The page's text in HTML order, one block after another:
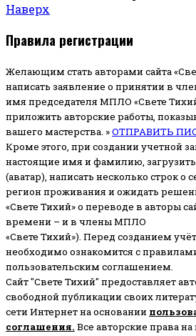
Наверх
Правила регистрации
Желающим стать авторами сайта
написать заявление о принятии в
имя председателя МПЛО «Свете
приложить авторские работы,
вашего мастерства. »ОТПРАВИТЬ
Кроме этого, при создании учетной
настоящие имя и фамилию,
(аватар), написать несколько строк о
регион проживания и ожидать
«Свете Тихий» о переводе в авторы
времени – и в члены МПЛО
«Свете Тихий»). Перед созданием
необходимо ознакомится с
пользовательским соглашением.
Сайт "Свете Тихий" предоставляет
свободной публикации своих
сети Интернет на основании
соглашения. Все авторские права